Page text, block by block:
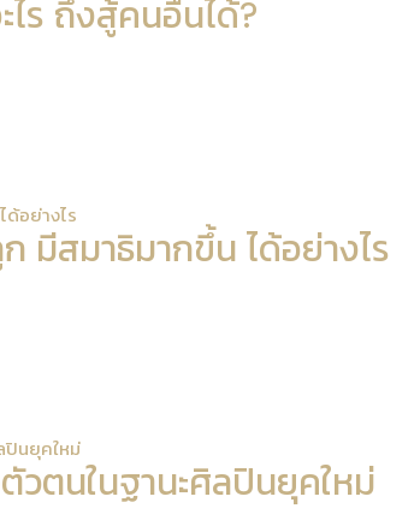
ร ถึงสู้คนอื่นได้?
ด้อย่างไร
มีสมาธิมากขึ้น ได้อย่างไร
ปินยุคใหม่
วตนในฐานะศิลปินยุคใหม่